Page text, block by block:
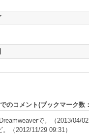
のコメント(ブックマーク数：
で。
（2013/04/
（2012/11/29 09:31）